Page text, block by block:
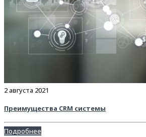
2 августа 2021
Преимущества CRM системы
Подробнее